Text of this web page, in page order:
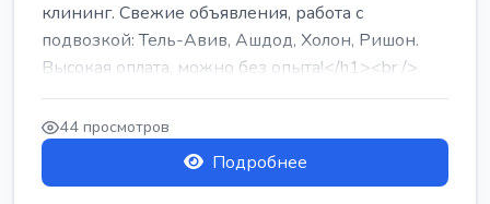
клининг. Свежие объявления, работа с
подвозкой: Тель-Авив, Ашдод, Холон, Ришон.
Высокая оплата, можно без опыта!</h1><br />
...
44 просмотров
Подробнее